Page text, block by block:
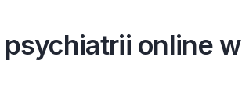
online w